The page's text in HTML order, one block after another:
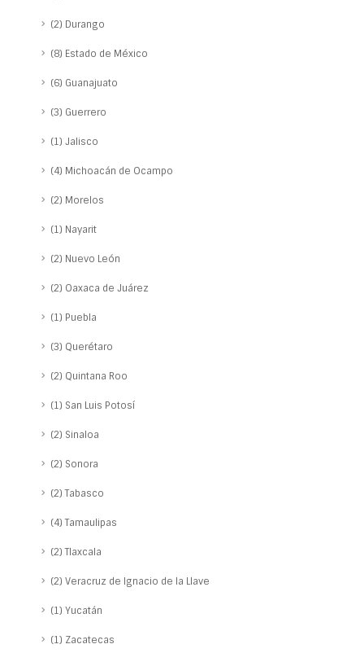
(2) Durango
(8) Estado de México
(6) Guanajuato
(3) Guerrero
(1) Jalisco
(4) Michoacán de Ocampo
(2) Morelos
(1) Nayarit
(2) Nuevo León
(2) Oaxaca de Juárez
(1) Puebla
(3) Querétaro
(2) Quintana Roo
(1) San Luis Potosí
(2) Sinaloa
(2) Sonora
(2) Tabasco
(4) Tamaulipas
(2) Tlaxcala
(2) Veracruz de Ignacio de la Llave
(1) Yucatán
(1) Zacatecas